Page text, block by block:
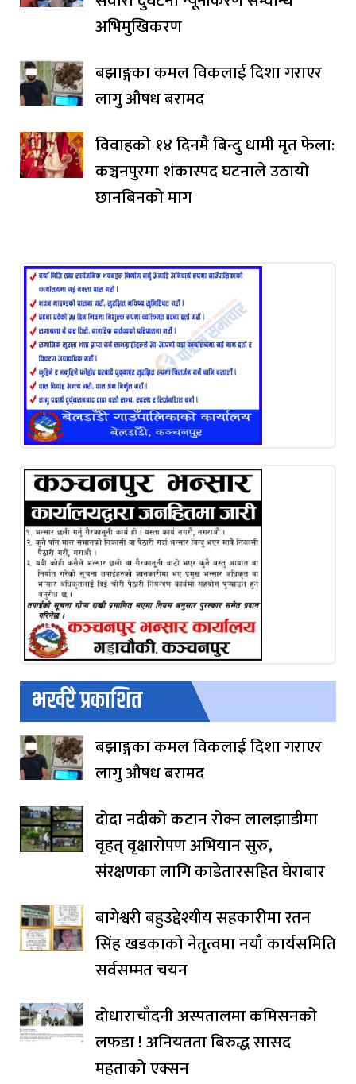
अभिमुखिकरण
बझाङ्गका कमल विकलाई दिशा गराएर
लागु औषध बरामद
विवाहको १४ दिनमै बिन्दु धामी मृत फेला:
कञ्चनपुरमा शंकास्पद घटनाले उठायो
छानबिनको माग
भर्खरै प्रकाशित
बझाङ्गका कमल विकलाई दिशा गराएर
लागु औषध बरामद
दोदा नदीको कटान रोक्न लालझाडीमा
वृहत् वृक्षारोपण अभियान सुरु,
संरक्षणका लागि काडेतारसहित घेराबार
बागेश्वरी बहुउद्देश्यीय सहकारीमा रतन
सिंह खडकाको नेतृत्वमा नयाँ कार्यसमिति
सर्वसम्मत चयन
दोधाराचाँदनी अस्पतालमा कमिसनको
लफडा ! अनियतता बिरुद्ध सासद
महताको एक्सन